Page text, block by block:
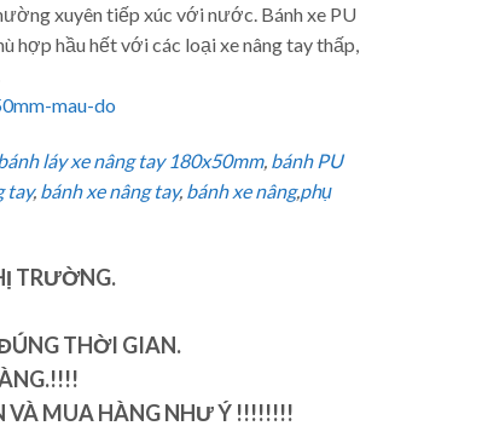
xuyên tiếp xúc với nước. Bánh xe PU
hợp hầu hết với các loại xe nâng tay thấp,
mau-do
láy xe nâng tay 180x50mm, bánh PU
tay, bánh xe nâng tay, bánh xe nâng,phụ
TRƯỜNG.
THỜI GIAN.
VÀ MUA HÀNG NHƯ Ý !!!!!!!!